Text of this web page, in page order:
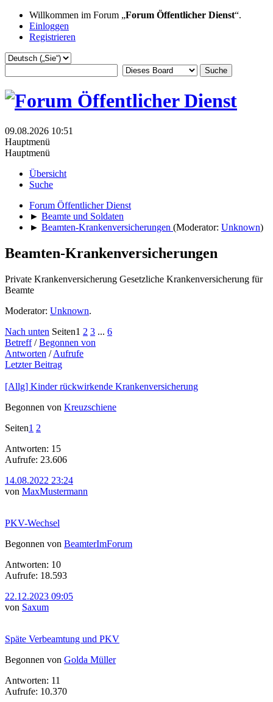
Willkommen im Forum „Forum Öffentlicher Dienst“.
Einloggen
Registrieren
09.08.2026 10:51
Hauptmenü
Hauptmenü
Übersicht
Suche
Forum Öffentlicher Dienst
► Beamte und Soldaten
► Beamten-Krankenversicherungen (Moderator: Unknown)
Beamten-Krankenversicherungen
Private Krankenversicherung Gesetzliche Krankenversicherung für
Beamte
Moderator: Unknown.
Nach unten Seiten1 2 3 ... 6
Betreff/Begonnen von
Antworten /Aufrufe
Letzter Beitrag
[Allg] Kinder rückwirkende Krankenversicherung
Begonnen von Kreuzschiene
Seiten1 2
Antworten: 15
Aufrufe: 23.606
14.08.2022 23:24
von MaxMustermann
PKV-Wechsel
Begonnen von BeamterImForum
Antworten: 10
Aufrufe: 18.593
22.12.2023 09:05
von Saxum
Späte Verbeamtung und PKV
Begonnen von Golda Müller
Antworten: 11
Aufrufe: 10.370